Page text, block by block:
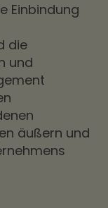
Einbindung
die
und
äußern und